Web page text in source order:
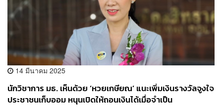
14 มีนาคม 2025
นักวิชาการ มธ. เห็นด้วย ‘หวยเกษียณ’ แนะเพิ่มเงินรางวัลจูงใจ
ประชาชนเก็บออม หนุนเปิดให้ถอนเงินได้เมื่อจำเป็น